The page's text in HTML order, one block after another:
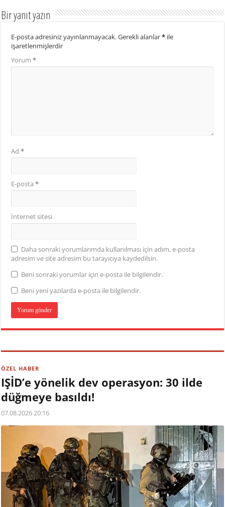
Bir yanıt yazın
E-posta adresiniz yayınlanmayacak.Gerekli alanlar* ile
işaretlenmişlerdir
Yorum*
Ad*
E-posta*
İnternet sitesi
Daha sonraki yorumlarımda kullanılması için adım, e-posta
adresim ve site adresim bu tarayıcıya kaydedilsin.
Beni sonraki yorumlar için e-posta ile bilgilendir.
Beni yeni yazılarda e-posta ile bilgilendir.
ÖZEL HABER
IŞİD’e yönelik dev operasyon: 30 ilde
düğmeye basıldı!
07.08.2026 20:16